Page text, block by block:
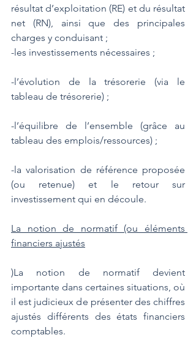
résultat d’exploitation (RE) et du résultat
net (RN), ainsi que des principales
charges y conduisant ;
-les investissements nécessaires ;
-l’évolution de la trésorerie (via le
tableau de trésorerie) ;
-l’équilibre de l’ensemble (grâce au
tableau des emplois/ressources) ;
-la valorisation de référence proposée
(ou retenue) et le retour sur
investissement qui en découle.
La notion de normatif (ou éléments
financiers ajustés
)La notion de normatif devient
importante dans certaines situations, où
il est judicieux de présenter des chiffres
ajustés différents des états financiers
comptables.